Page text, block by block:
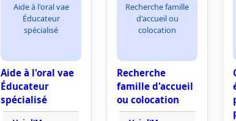
Aide à l'oral vae
Éducateur
spécialisé
Aide à l'oral vae
Éducateur
spécialisé
Recherche famille
d'accueil ou
colocation
Recherche
famille d'accueil
ou colocation